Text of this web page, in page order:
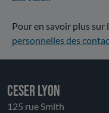
Pour en savoir plus sur
personnelles des
CESER LYON
125 rue Smith